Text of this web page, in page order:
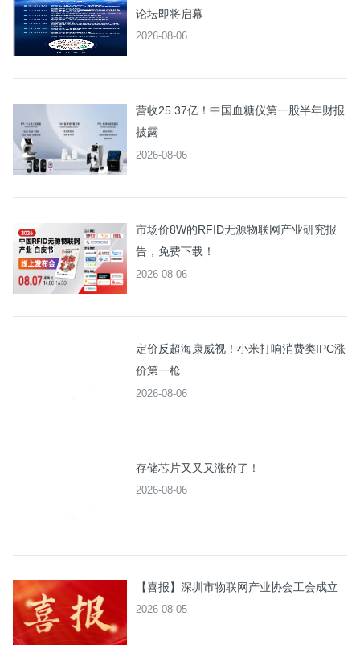
论坛即将启幕
2026-08-06
营收25.37亿！中国血糖仪第一股半年财报
披露
2026-08-06
市场价8W的RFID无源物联网产业研究报
告，免费下载！
2026-08-06
定价反超海康威视！小米打响消费类IPC涨
价第一枪
2026-08-06
存储芯片又又又涨价了！
2026-08-06
【喜报】深圳市物联网产业协会工会成立
2026-08-05